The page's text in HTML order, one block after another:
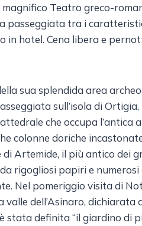
magnifico Teatro greco-
passeggiata tra i
in hotel. Cena libera e
sua splendida area
sull’isola di
che occupa l’antica
colonne doriche
Artemide, il più antico dei
rigogliosi papiri e
Nel pomeriggio visita di
dell’Asinaro, dichiarata
stata definita “il giardino di